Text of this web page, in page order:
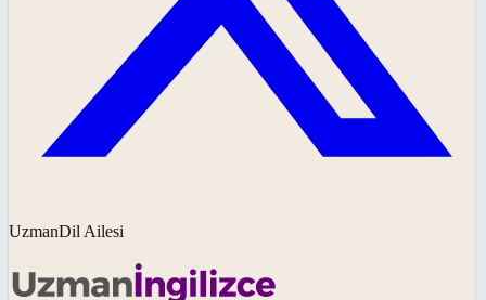
UzmanDil Ailesi